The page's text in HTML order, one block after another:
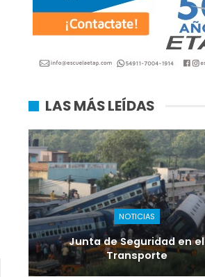
LAS MÁS LEÍDAS
NOTICIAS
Junta de Seguridad en el
Transporte